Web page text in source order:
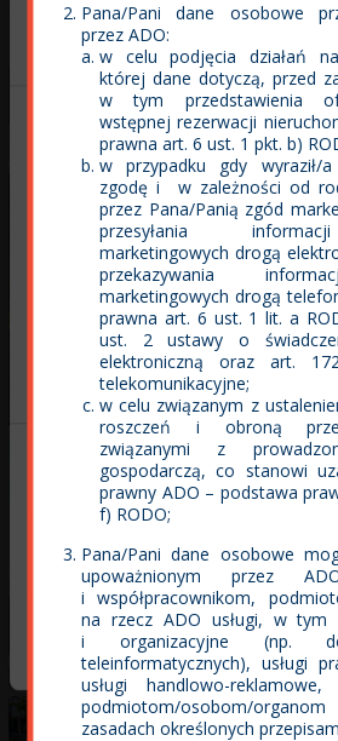
otrzymanymi od Ciebie lub
korzystania z ich usług.
Niezbędne
Preferencje
Statystyka
Marketing
Zezwól na
Zezwól na
Odmowa
Pana/Pani dane osobowe
przez ADO:
w celu podjęcia działań
której dane dotyczą, przed
w tym przedstawienia
wstępnej rezerwacji
prawna art. 6 ust. 1 pkt. b)
w przypadku gdy wyraził/
zgodę i w zależności od
przez Pana/Panią zgód
przesyłania
marketingowych drogą
przekazywania
marketingowych drogą
prawna art. 6 ust. 1 lit. a
ust. 2 ustawy o
elektroniczną oraz art.
telekomunikacyjne;
w celu związanym z
roszczeń i obroną
związanymi z
gospodarczą, co stanowi
prawny ADO – podstawa
f) RODO;
Pana/Pani dane osobowe
upoważnionym przez
i współpracownikom,
na rzecz ADO usługi, w tym
i organizacyjne (np.
teleinformatycznych), usługi
usługi handlowo-
podmiotom/osobom/
zasadach określonych
Lokale usługowe
ECO-Classic